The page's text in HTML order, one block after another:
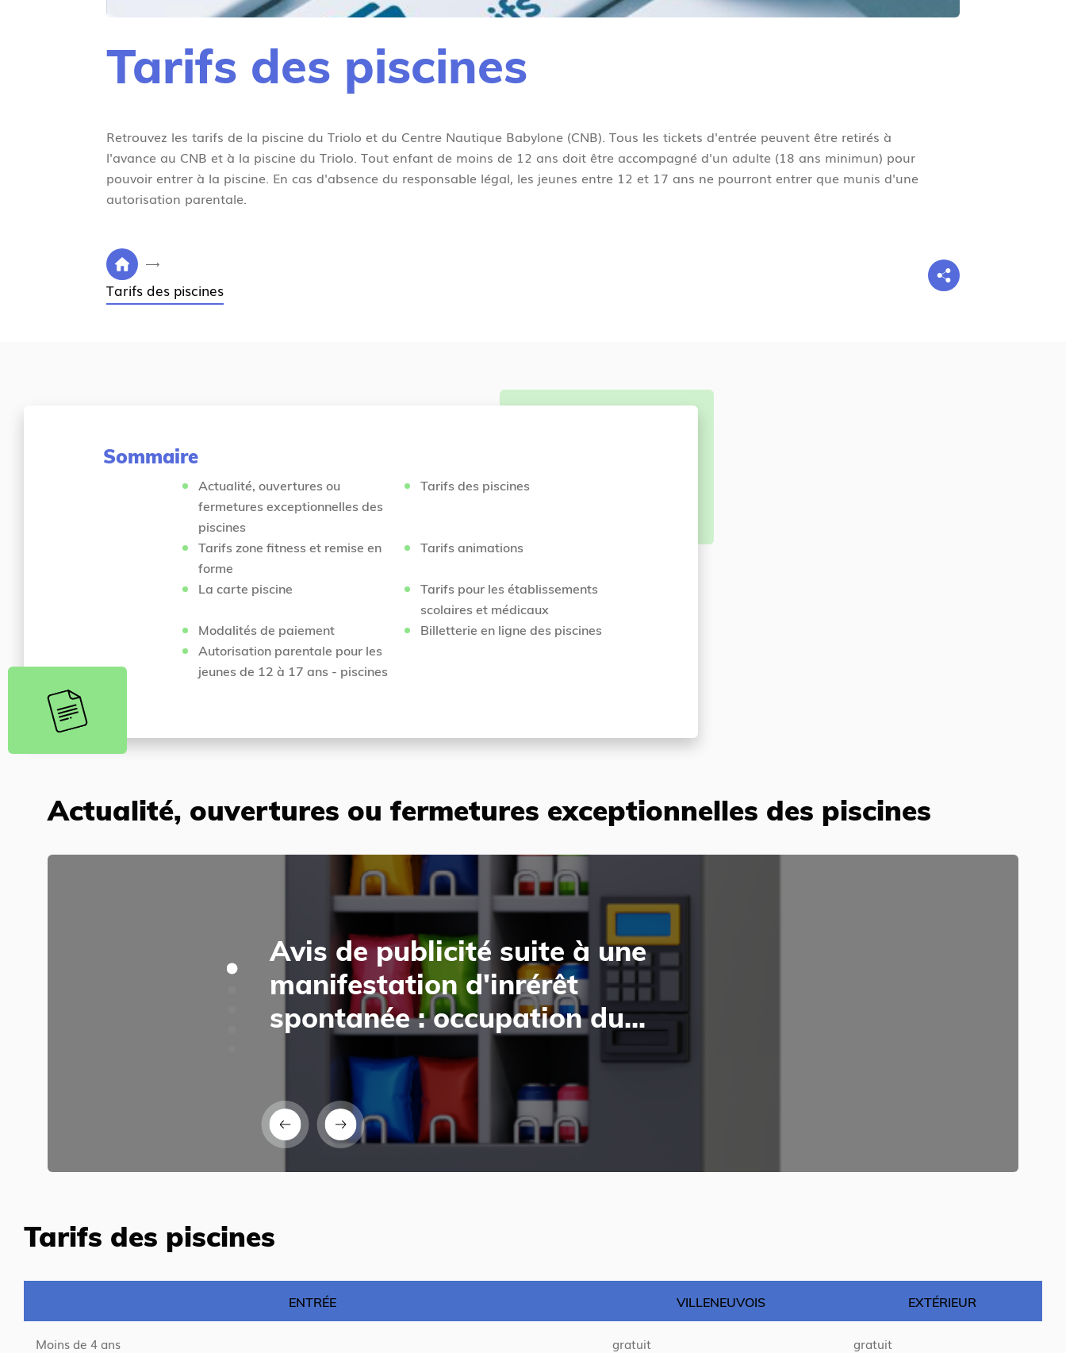
Tarifs des piscines
Retrouvez les tarifs de la piscine du Triolo et du Centre Nautique Babylone (CNB). Tous les tickets d'entrée peuvent être retirés à
l'avance au CNB et à la piscine du Triolo. Tout enfant de moins de 12 ans doit être accompagné d'un adulte (18 ans minimun) pour
pouvoir entrer à la piscine. En cas d'absence du responsable légal, les jeunes entre 12 et 17 ans ne pourront entrer que munis d'une
autorisation parentale.
V
o
u
i
P
a
u
Tarifs des piscines
Sommaire
Actualité, ouvertures ou
fermetures exceptionnelles des
piscines
Tarifs des piscines
Tarifs zone fitness et remise en
forme
Tarifs animations
La carte piscine
Tarifs pour les établissements
scolaires et médicaux
Modalités de paiement
Billetterie en ligne des piscines
Autorisation parentale pour les
jeunes de 12 à 17 ans - piscines
Actualité, ouvertures ou fermetures exceptionnelles des piscines
Avis de publicité suite à une
manifestation d'inrérêt
spontanée : occupation du...
Tarifs des piscines
ENTRÉE VILLENEUVOIS EXTÉRIEUR
Moins de 4 ans gratuit gratuit